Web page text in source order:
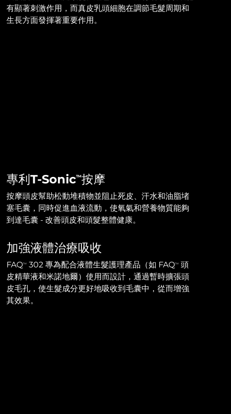
有顯著刺激作用，而真皮乳頭細胞在調節毛髮周期和
生長方面發揮著重要作用。
專利T-SonicTM按摩
按摩頭皮幫助松動堆積物並阻止死皮、汗水和油脂堵
塞毛囊，同時促進血液流動，使氧氣和營養物質能夠
到達毛囊 - 改善頭皮和頭髮整體健康。
加強液體治療吸收
FAQTM 302 專為配合液體生髮護理產品（如 FAQTM
頭
皮精華液和米諾地爾）使用而設計，通過暫時擴張頭
皮毛孔，使生髮成分更好地吸收到毛囊中，從而增強
其效果。